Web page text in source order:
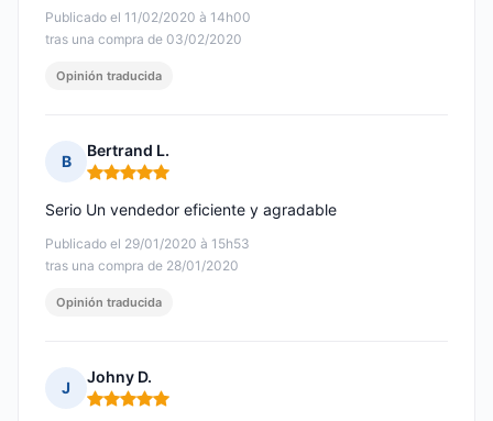
Publicado el 11/02/2020 à 14h00
tras una compra de 03/02/2020
Opinión traducida
B
Bertrand L.
Nota: 5 de 5
Publicado el 29/01/2020 à 15h53
tras una compra de 28/01/2020
Serio Un vendedor eficiente y agradable
Opinión traducida
J
Johny D.
Nota: 5 de 5